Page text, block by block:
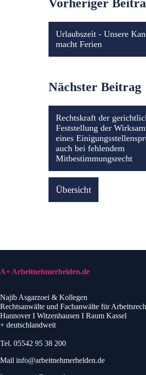
Vorheriger
Urlaubszeit - Unsere
macht Ferien
Nächster Beitrag
Rechtskraft der
Feststellung der
eines
auch bei fehlendem
Mitbestimmungsrecht
Übersicht
A+ Arbeitnehmerhelden.de
Najib Asgarzoei & Kollegen
Rechtsanwälte und Fachanwälte für
Hannover I Witzenhausen I Raum Kassel
+ deutschlandweit
Tel. 05542 95 38 200
Mail info@arbeitnehmerhelden.de